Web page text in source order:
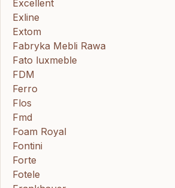
Excellent
Exline
Extom
Fabryka Mebli Rawa
Fato luxmeble
FDM
Ferro
Flos
Fmd
Foam Royal
Fontini
Forte
Fotele